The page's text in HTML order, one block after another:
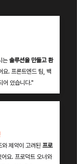
는 솔루션을 만들고 환
요. 프론트엔드 팀, 백
어 있습니다."
제약이 고려된 프로
어요. 프로덕트 오너와